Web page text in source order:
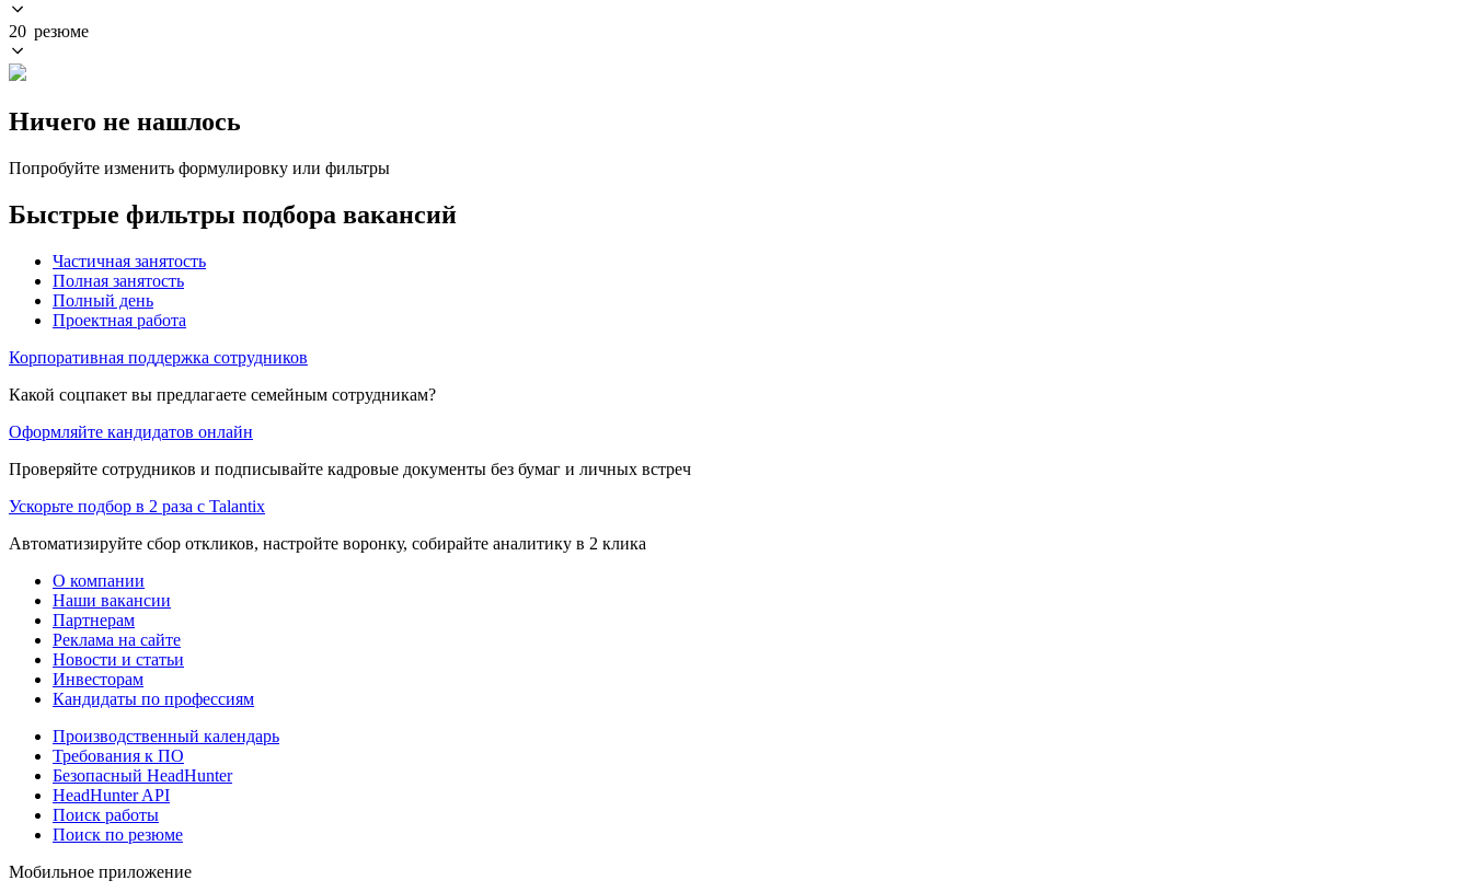
20 резюме
Ничего не нашлось
Попробуйте изменить формулировку или фильтры
Быстрые фильтры подбора вакансий
Частичная занятость
Полная занятость
Полный день
Проектная работа
Корпоративная поддержка сотрудников
Какой соцпакет вы предлагаете семейным сотрудникам?
Оформляйте кандидатов онлайн
Проверяйте сотрудников и подписывайте кадровые документы без бумаг и личных встреч
Ускорьте подбор в 2 раза с Talantix
Автоматизируйте сбор откликов, настройте воронку, собирайте аналитику в 2 клика
О компании
Наши вакансии
Партнерам
Реклама на сайте
Новости и статьи
Инвесторам
Кандидаты по профессиям
Производственный календарь
Требования к ПО
Безопасный HeadHunter
HeadHunter API
Поиск работы
Поиск по резюме
Мобильное приложение